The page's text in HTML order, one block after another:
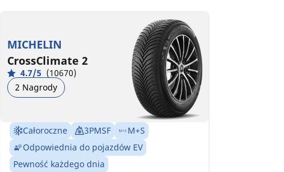
MICHELIN
CrossClimate 2
4.7/5 (10670)
2 Nagrody
Całoroczne 3PMSF
M+S
Odpowiednia do pojazdów EV
Pewność każdego dnia